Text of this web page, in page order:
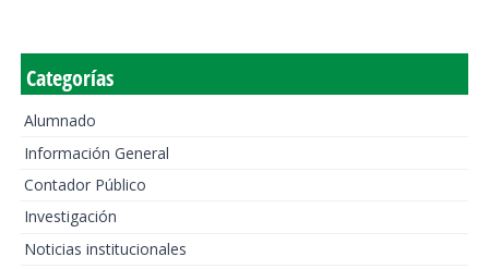
Categorías
Alumnado
Información General
Contador Público
Investigación
Noticias institucionales